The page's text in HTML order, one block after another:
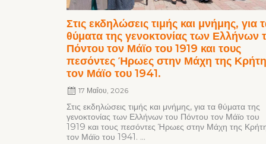
Στις εκδηλώσεις τιμής και μνήμης, για
θύματα της γενοκτονίας των Ελλήνων
Πόντου τον Μάϊο του 1919 και τους
πεσόντες Ήρωες στην Μάχη της
τον Μάϊο του 1941.
17 Μαΐου, 2026
Στις εκδηλώσεις τιμής και μνήμης, για τα θύματα της
γενοκτονίας των Ελλήνων του Πόντου τον Μάϊο του
1919 και τους πεσόντες Ήρωες στην Μάχη της
τον Μάϊο του 1941. ...